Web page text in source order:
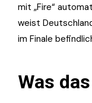
mit „Fire“
weist
im Finale
Was